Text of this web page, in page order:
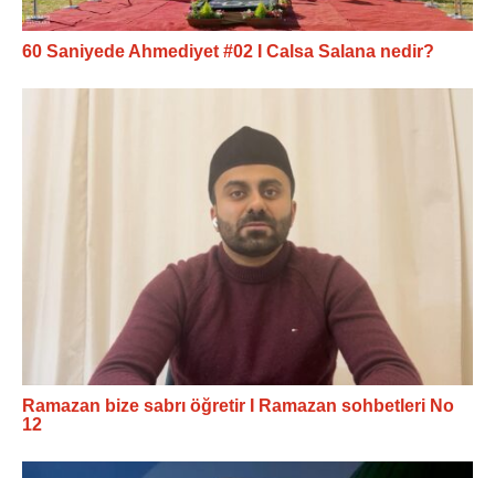
60 Saniyede Ahmediyet #02 I Calsa Salana nedir?
Ramazan bize sabrı öğretir I Ramazan sohbetleri No
12